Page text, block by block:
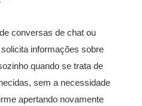
conversas de chat ou
informações sobre
quando se trata de
sem a necessidade
apertando novamente